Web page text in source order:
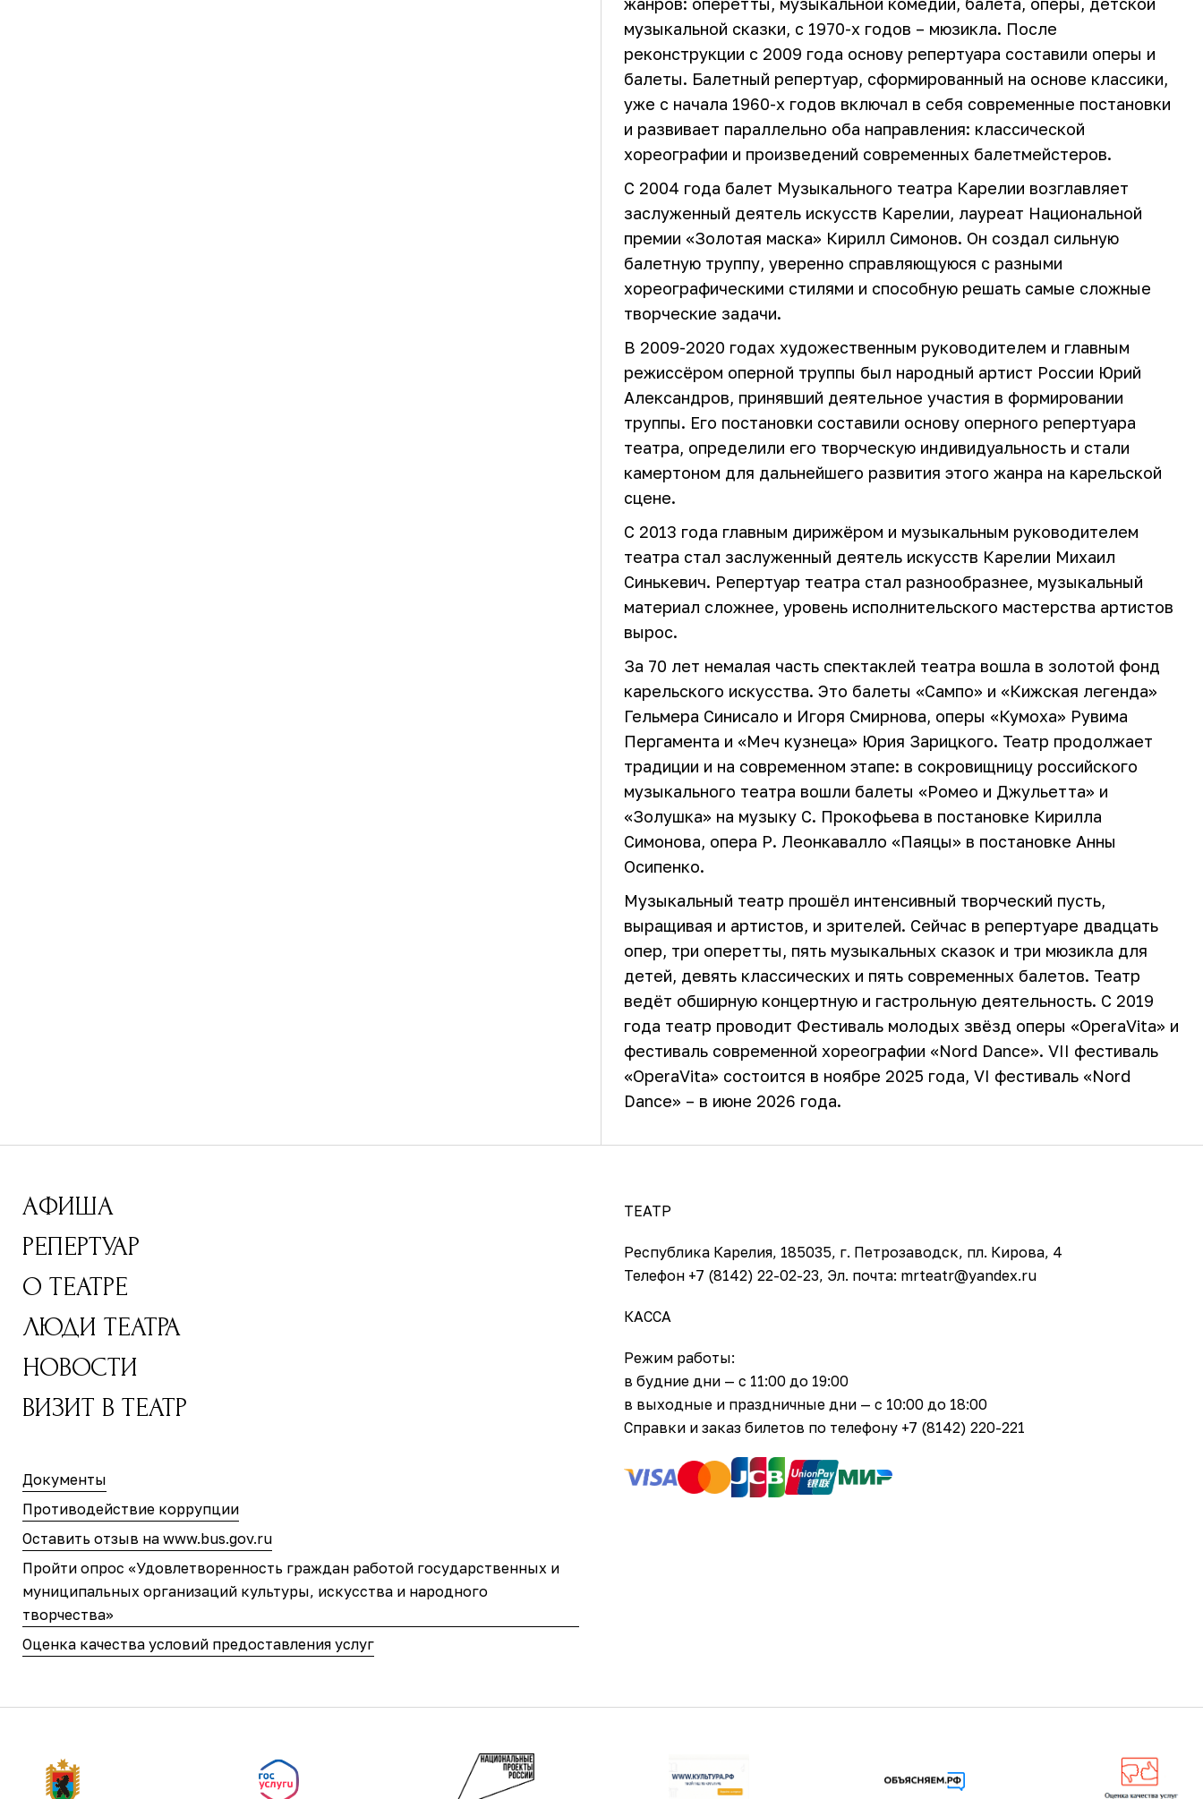
музыкальной сказки, с 1970-х годов – мюзикла. После
реконструкции с 2009 года основу репертуара составили оперы и
балеты. Балетный репертуар, сформированный на основе классики,
уже с начала 1960-х годов включал в себя современные постановки
и развивает параллельно оба направления: классической
хореографии и произведений современных балетмейстеров.
С 2004 года балет Музыкального театра Карелии возглавляет
заслуженный деятель искусств Карелии, лауреат Национальной
премии «Золотая маска» Кирилл Симонов. Он создал сильную
балетную труппу, уверенно справляющуюся с разными
хореографическими стилями и способную решать самые сложные
творческие задачи.
В 2009-2020 годах художественным руководителем и главным
режиссёром оперной труппы был народный артист России Юрий
Александров, принявший деятельное участия в формировании
труппы. Его постановки составили основу оперного репертуара
театра, определили его творческую индивидуальность и стали
камертоном для дальнейшего развития этого жанра на карельской
сцене.
С 2013 года главным дирижёром и музыкальным руководителем
театра стал заслуженный деятель искусств Карелии Михаил
Синькевич. Репертуар театра стал разнообразнее, музыкальный
материал сложнее, уровень исполнительского мастерства артистов
вырос.
За 70 лет немалая часть спектаклей театра вошла в золотой фонд
карельского искусства. Это балеты «Сампо» и «Кижская легенда»
Гельмера Синисало и Игоря Смирнова, оперы «Кумоха» Рувима
Пергамента и «Меч кузнеца» Юрия Зарицкого. Театр продолжает
традиции и на современном этапе: в сокровищницу российского
музыкального театра вошли балеты «Ромео и Джульетта» и
«Золушка» на музыку С. Прокофьева в постановке Кирилла
Симонова, опера Р. Леонкавалло «Паяцы» в постановке Анны
Осипенко.
Музыкальный театр прошёл интенсивный творческий пусть,
выращивая и артистов, и зрителей. Сейчас в репертуаре двадцать
опер, три оперетты, пять музыкальных сказок и три мюзикла для
детей, девять классических и пять современных балетов. Театр
ведёт обширную концертную и гастрольную деятельность. С 2019
года театр проводит Фестиваль молодых звёзд оперы «OperaVita» и
фестиваль современной хореографии «Nord Dance». VII фестиваль
«OperaVita» состоится в ноябре 2025 года, VI фестиваль «Nord
Dance» – в июне 2026 года.
АФИША
РЕПЕРТУАР
О ТЕАТРЕ
ЛЮДИ ТЕАТРА
НОВОСТИ
ВИЗИТ В ТЕАТР
Документы
Противодействие коррупции
Оставить отзыв на www.bus.gov.ru
Пройти опрос «Удовлетворенность граждан работой государственных и
муниципальных организаций культуры, искусства и народного
творчества»
Оценка качества условий предоставления услуг
ТЕАТР
Республика Карелия, 185035, г. Петрозаводск, пл. Кирова, 4
Телефон +7 (8142) 22-02-23, Эл. почта: mrteatr@yandex.ru
КАССА
Режим работы:
в будние дни — с 11:00 до 19:00
в выходные и праздничные дни — с 10:00 до 18:00
Справки и заказ билетов по телефону +7 (8142) 220-221